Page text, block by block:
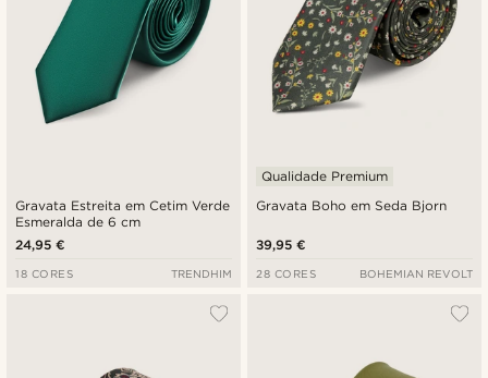
Gravata Estreita em Cetim Verde
Esmeralda de 6 cm
24,95 €
18 CORES TRENDHIM
Gravata Boho em Seda Bjorn
Qualidade Premium
39,95 €
28 CORES BOHEMIAN REVOLT